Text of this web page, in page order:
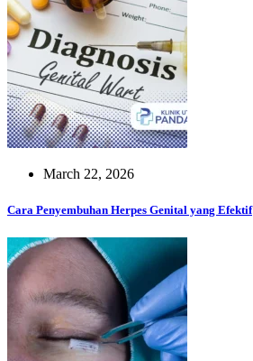
March 22, 2026
Cara Penyembuhan Herpes Genital yang Efektif